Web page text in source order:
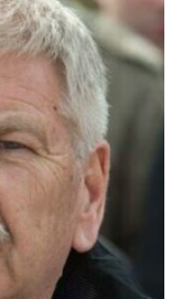
Welt:
Mittel, sie
seiner Zeit wurde